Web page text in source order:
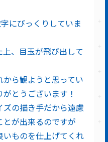
にびっくりしていま
、目玉が飛び出して
ら観ようと思ってい
とうございます！
の描き手だから遠慮
が出来るのですが
ものを仕上げてくれ